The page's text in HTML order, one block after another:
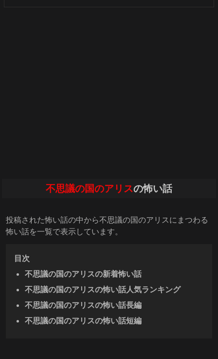
不思議の国のアリスの怖い話
投稿された怖い話の中から不思議の国のアリスにまつわる
怖い話を一覧で表示しています。
目次
不思議の国のアリスの新着怖い話
不思議の国のアリスの怖い話人気ランキング
不思議の国のアリスの怖い話長編
不思議の国のアリスの怖い話短編